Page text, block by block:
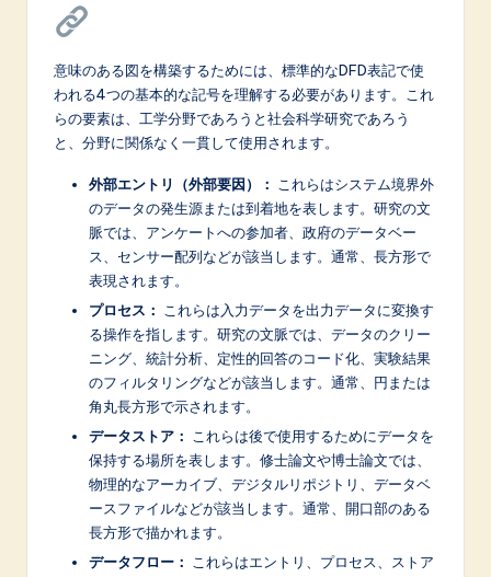
意味のある図を構築するためには、標準的なDFD表記で使
われる4つの基本的な記号を理解する必要があります。これ
らの要素は、工学分野であろうと社会科学研究であろう
と、分野に関係なく一貫して使用されます。
外部エントリ（外部要因）：
これらはシステム境界外
のデータの発生源または到着地を表します。研究の文
脈では、アンケートへの参加者、政府のデータベー
ス、センサー配列などが該当します。通常、長方形で
表現されます。
プロセス：
これらは入力データを出力データに変換す
る操作を指します。研究の文脈では、データのクリー
ニング、統計分析、定性的回答のコード化、実験結果
のフィルタリングなどが該当します。通常、円または
角丸長方形で示されます。
データストア：
これらは後で使用するためにデータを
保持する場所を表します。修士論文や博士論文では、
物理的なアーカイブ、デジタルリポジトリ、データベ
ースファイルなどが該当します。通常、開口部のある
長方形で描かれます。
データフロー：
これらはエントリ、プロセス、ストア